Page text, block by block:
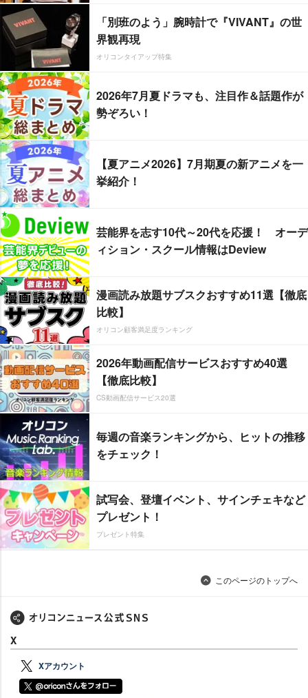
「別班のよう」腕時計で『VIVANT』の世
界観再現
オリコンタイアップ特集
2026年7月夏ドラマも、注目作＆話題作が
勢ぞろい！
【夏アニメ2026】7月期夏の新アニメを一
挙紹介！
芸能界を志す10代～20代を応援！ オーデ
ィション・スクール情報はDeview
漫画読み放題サブスクおすすめ11選【徹底
比較】
オリコン顧客満足度ランキング
2026年動画配信サービスおすすめ40選
【徹底比較】
CS動画配信サービス20選
毎週の音楽ランキングから、ヒットの推移
をチェック！
試写会、登壇イベント、サインチェキなど
プレゼント！
プレゼント特集
このページのトップへ
X
Xアカウント